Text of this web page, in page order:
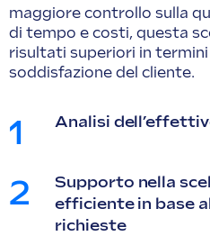
maggiore controllo sulla
di tempo e costi, questa
risultati superiori in
soddisfazione del cliente.
1 Analisi
2
Supporto nella
efficiente in base
richieste